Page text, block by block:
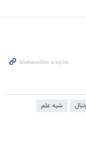
شبه علم